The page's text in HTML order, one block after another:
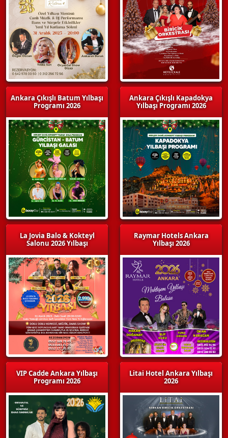
Ankara Çıkışlı Batum Yılbaşı
Programı 2026
La Jovia Balo & Kokteyl
Salonu 2026 Yılbaşı
VIP Cadde Ankara Yılbaşı
Programı 2026
Ankara Çıkışlı Kapadokya
Yılbaşı Programı 2026
Raymar Hotels Ankara
Yılbaşı 2026
Litai Hotel Ankara Yılbaşı
2026